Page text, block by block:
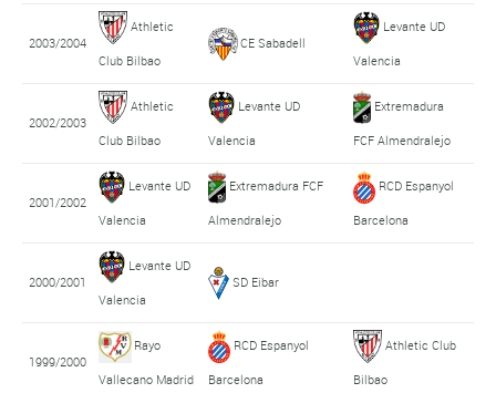
2003/2004
Athletic
Club Bilbao
CE Sabadell
Levante UD
Valencia
2002/2003
Athletic
Club Bilbao
Levante UD
Valencia
Extremadura
FCF Almendralejo
2001/2002
Levante UD
Valencia
Extremadura FCF
Almendralejo
RCD Espanyol
Barcelona
2000/2001
Levante UD
Valencia
SD Eibar
1999/2000
Rayo
Vallecano Madrid
RCD Espanyol
Barcelona
Athletic Club
Bilbao